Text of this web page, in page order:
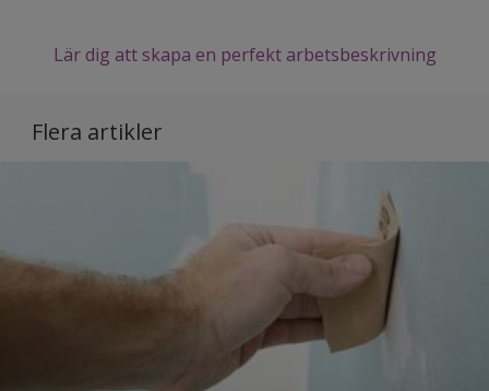
Lär dig att skapa en perfekt arbetsbeskrivning
Flera artikler